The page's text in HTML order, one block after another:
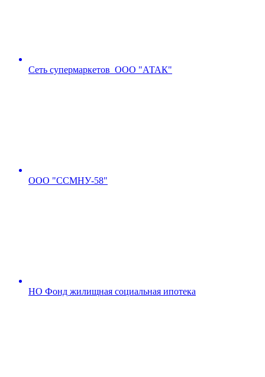
Сеть супермаркетов ООО "АТАК"
ООО "ССМНУ-58"
НО Фонд жилищная социальная ипотека